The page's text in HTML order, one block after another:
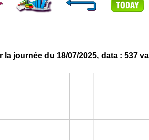
journée du 18/07/2025, data : 537